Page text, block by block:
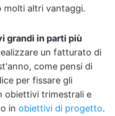
altri vantaggi.
grandi in parti più
un fatturato di
come pensi di
per fissare gli
obiettivi trimestrali e
in obiettivi di progetto.